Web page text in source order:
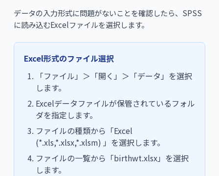
データの入力形式に問題がないことを確認したら、SPSS
に読み込むExcelファイルを選択します。
Excel形式のファイル選択
「ファイル」＞「開く」＞「データ」を選択
します。
Excelデータファイルが保管されているフォル
ダを指定します。
ファイルの種類から「Excel
(*.xls,*.xlsx,*.xlsm) 」を選択します。
ファイルの一覧から「birthwt.xlsx」を選択
します。